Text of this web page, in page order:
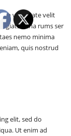
in voluptate velit
Etha rums ser
nemo minima
quis nostrud
elit, sed do
Ut enim ad